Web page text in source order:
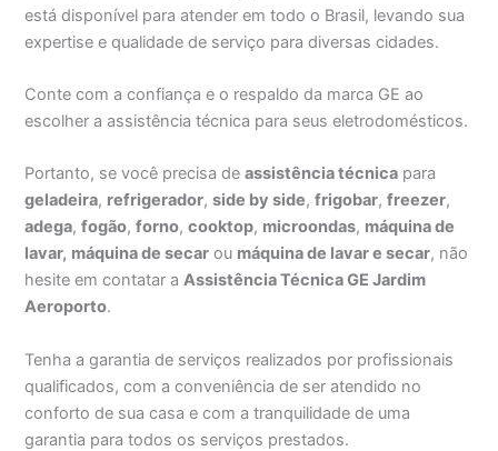
está disponível para atender em todo o Brasil, levando sua
expertise e qualidade de serviço para diversas cidades.
Conte com a confiança e o respaldo da marca GE ao
escolher a assistência técnica para seus eletrodomésticos.
Portanto, se você precisa deassistência técnica para
geladeira, refrigerador,side by side,frigobar,freezer,
adega,fogão,forno,cooktop, microondas, máquina de
lavar, máquina de secar ou máquina de lavar e secar, não
hesite em contatar aAssistência Técnica GE Jardim
Aeroporto.
Tenha a garantia de serviços realizados por profissionais
qualificados, com a conveniência de ser atendido no
conforto de sua casa e com a tranquilidade de uma
garantia para todos os serviços prestados.